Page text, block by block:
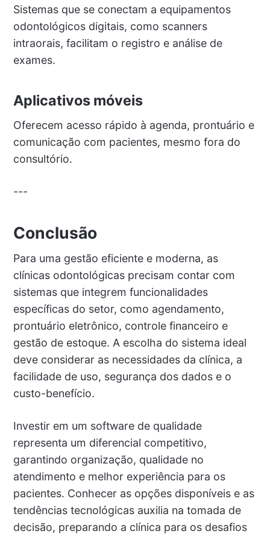
Sistemas que se conectam a equipamentos
odontológicos digitais, como scanners
intraorais, facilitam o registro e análise de
exames.
Aplicativos móveis
Oferecem acesso rápido à agenda, prontuário e
comunicação com pacientes, mesmo fora do
consultório.
---
Conclusão
Para uma gestão eficiente e moderna, as
clínicas odontológicas precisam contar com
sistemas que integrem funcionalidades
específicas do setor, como agendamento,
prontuário eletrônico, controle financeiro e
gestão de estoque. A escolha do sistema ideal
deve considerar as necessidades da clínica, a
facilidade de uso, segurança dos dados e o
custo-benefício.
Investir em um software de qualidade
representa um diferencial competitivo,
garantindo organização, qualidade no
atendimento e melhor experiência para os
pacientes. Conhecer as opções disponíveis e as
tendências tecnológicas auxilia na tomada de
decisão, preparando a clínica para os desafios